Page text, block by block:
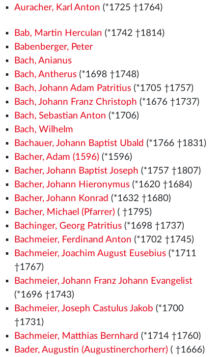
Auracher, Karl Anton (*1725 †1764)
Bab, Martin Herculan (*1742 †1814)
Babenberger, Peter
Bach, Anianus
Bach, Antherus(*1698 †1748)
Bach, Johann Adam Patritius(*1705 †1757)
Bach, Johann Franz Christoph (*1676 †1737)
Bach, Sebastian Anton (*1706)
Bach, Wilhelm
Bachauer, Johann Baptist Ubald (*1766 †1831)
Bacher, Adam (1596)(*1596)
Bacher, Johann Baptist Joseph (*1757 †1807)
Bacher, Johann Hieronymus(*1620 †1684)
Bacher, Johann Konrad (*1632 †1680)
Bacher, Michael (Pfarrer)( †1795)
Bachinger, Georg Patritius(*1698 †1737)
Bachmeier, Ferdinand Anton (*1702 †1745)
Bachmeier, Joachim August Eusebius(*1711
†1767)
Bachmeier, Johann Franz Johann Evangelist
(*1696 †1743)
Bachmeier, Joseph Castulus Jakob (*1700
†1731)
Bachmeier, Matthias Bernhard (*1714 †1760)
Bader, Augustin (Augustinerchorherr)( †1666)